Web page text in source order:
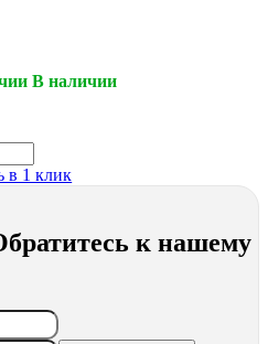
В наличии
в 1 клик
к нашему